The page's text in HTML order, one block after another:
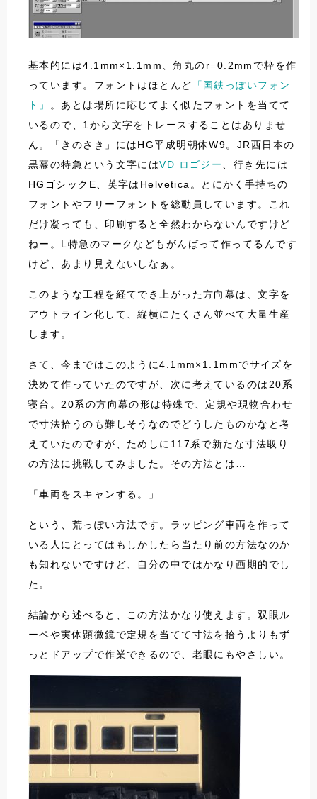
基本的には4.1mm×1.1mm、角丸のr=0.2mmで枠を作
っています。フォントはほとんど
「国鉄っぽいフォン
ト」 。あとは場所に応じてよく似たフォントを当てて
いるので、1から文字をトレースすることはありませ
ん。「きのさき」にはHG平成明朝体W9。JR西日本の
黒幕の特急という文字にはVD ロゴジー、行き先には
HGゴシックE、英字はHelvetica。とにかく手持ちの
フォントやフリーフォントを総動員しています。これ
だけ凝っても、印刷すると全然わからないんですけど
ねー。L特急のマークなどもがんばって作ってるんです
けど、あまり見えないしなぁ。
このような工程を経てでき上がった方向幕は、文字を
アウトライン化して、縦横にたくさん並べて大量生産
します。
さて、今まではこのように4.1mm×1.1mmでサイズを
決めて作っていたのですが、次に考えているのは20系
寝台。20系の方向幕の形は特殊で、定規や現物合わせ
で寸法拾うのも難しそうなのでどうしたものかなと考
えていたのですが、ためしに117系で新たな寸法取り
の方法に挑戦してみました。その方法とは…
「車両をスキャンする。」
という、荒っぽい方法です。ラッピング車両を作って
いる人にとってはもしかしたら当たり前の方法なのか
も知れないですけど、自分の中ではかなり画期的でし
た。
結論から述べると、この方法かなり使えます。双眼ル
ーペや実体顕微鏡で定規を当てて寸法を拾うよりもず
っとドアップで作業できるので、老眼にもやさしい。